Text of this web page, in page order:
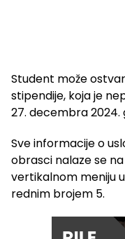
Student može
stipendije, koja je
27. decembra 2024.
Sve informacije o
obrasci nalaze se
vertikalnom meniju
rednim brojem 5.